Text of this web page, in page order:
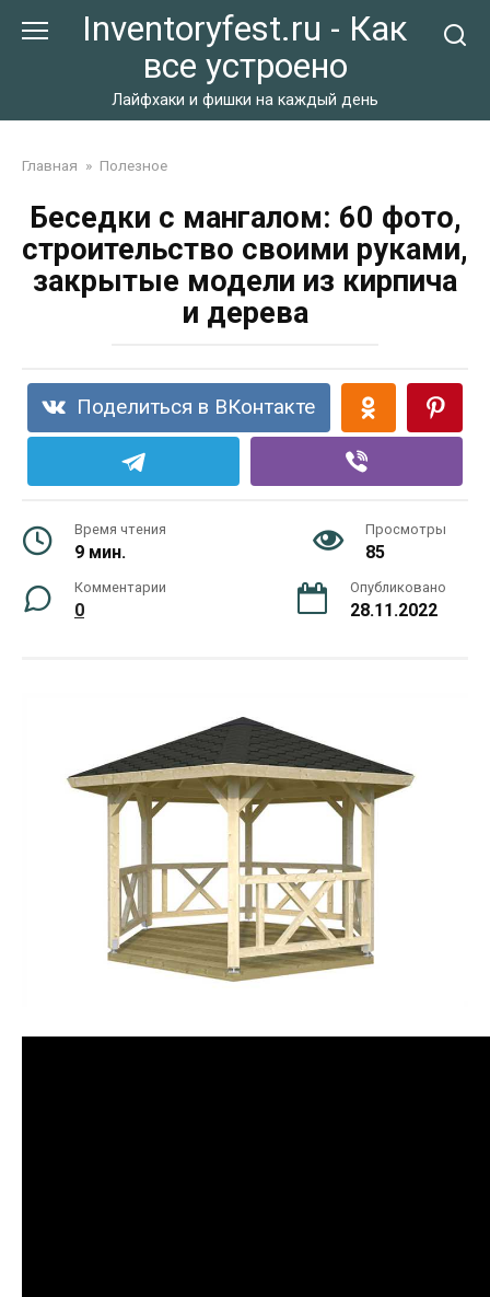
Inventoryfest.ru - Как
все устроено
Лайфхаки и фишки на каждый день
Главная » Полезное
Беседки с мангалом: 60 фото,
строительство своими руками,
закрытые модели из кирпича
и дерева
Поделиться в ВКонтакте
Время чтения
9 мин.
Просмотры
85
Комментарии
0
Опубликовано
28.11.2022